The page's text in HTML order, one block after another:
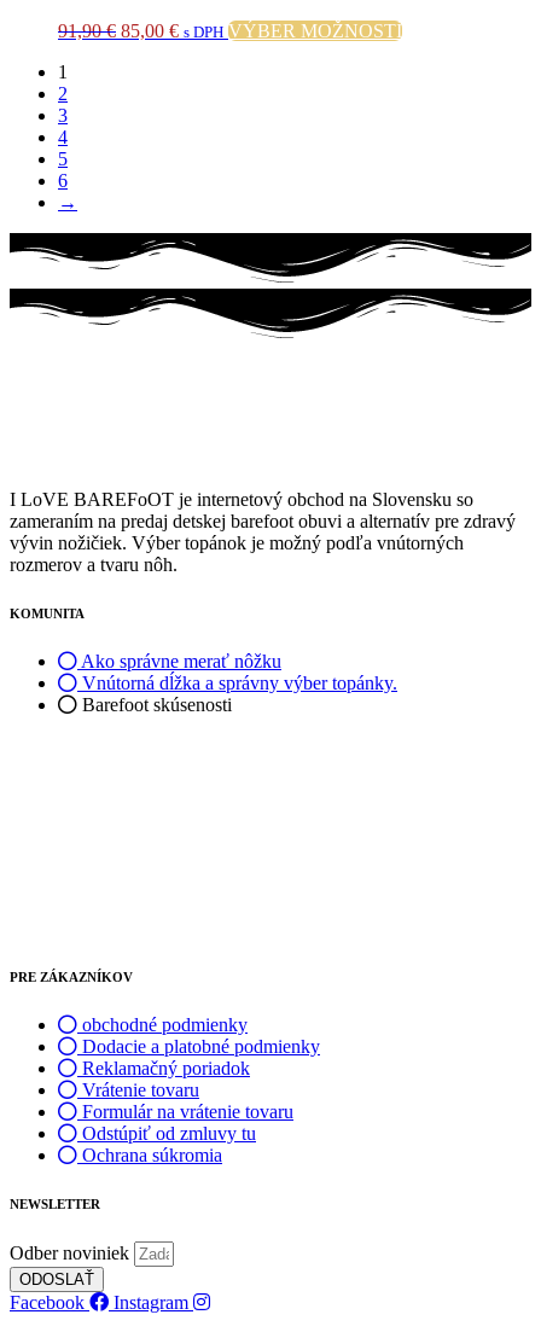
91,90€ Pôvodná
85,00 €Aktuálna
s DPH VÝBER MOŽNOSTÍTento
stránke
produktu.
1
2
3
4
5
6
→
I LoVE BAREFoOT je internetový obchod na Slovensku so
zameraním na predaj detskej barefoot obuvi a alternatív pre zdravý
vývin nožičiek. Výber topánok je možný podľa vnútorných
rozmerov a tvaru nôh.
KOMUNITA
Ako správne merať nôžku
Vnútorná dĺžka a správny výber topánky.
Barefoot skúsenosti
PRE ZÁKAZNÍKOV
obchodné podmienky
Dodacie a platobné podmienky
Reklamačný poriadok
Vrátenie tovaru
Formulár na vrátenie tovaru
Odstúpiť od zmluvy tu
Ochrana súkromia
NEWSLETTER
Odber noviniek
ODOSLAŤ
Facebook
Instagram